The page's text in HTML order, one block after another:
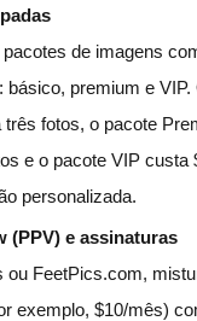
pacotes de imagens
básico, premium e
três fotos, o pacote
e o pacote VIP custa
personalizada.
(PPV) e assinaturas
ou FeetPics.com,
exemplo, $10/mês)